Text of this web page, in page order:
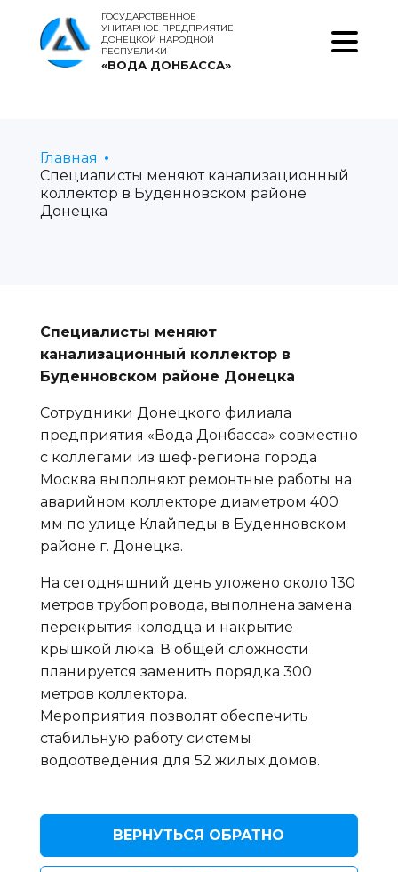
ГОСУДАРСТВЕННОЕ
УНИТАРНОЕ ПРЕДПРИЯТИЕ
ДОНЕЦКОЙ НАРОДНОЙ
РЕСПУБЛИКИ
«ВОДА ДОНБАССА»
Главная
Специалисты меняют канализационный
коллектор в Буденновском районе
Донецка
Специалисты меняют
канализационный коллектор в
Буденновском районе Донецка
Сотрудники Донецкого филиала
предприятия «Вода Донбасса» совместно
с коллегами из шеф-региона города
Москва выполняют ремонтные работы на
аварийном коллекторе диаметром 400
мм по улице Клайпеды в Буденновском
районе г. Донецка.
На сегодняшний день уложено около 130
метров трубопровода, выполнена замена
перекрытия колодца и накрытие
крышкой люка. В общей сложности
планируется заменить порядка 300
метров коллектора.
Мероприятия позволят обеспечить
стабильную работу системы
водоотведения для 52 жилых домов.
ВЕРНУТЬСЯ ОБРАТНО